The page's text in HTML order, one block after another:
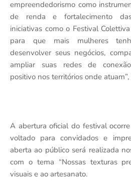
empreendedorismo como
de renda e fortalecimento
iniciativas como o Festival
para que mais mulheres
desenvolver seus negócios,
ampliar suas redes de
positivo nos territórios onde
A abertura oficial do festival
voltado para convidados e
aberta ao público será realizada
com o tema “Nossas texturas
visuais e ao artesanato.